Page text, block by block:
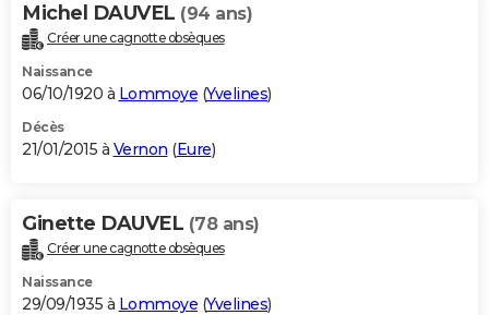
Michel DAUVEL (94 ans)
Créer une cagnotte obsèques
Naissance
06/10/1920 à Lommoye (Yvelines)
Décès
21/01/2015 à Vernon (Eure)
Ginette DAUVEL (78 ans)
Créer une cagnotte obsèques
Naissance
29/09/1935 à Lommoye (Yvelines)